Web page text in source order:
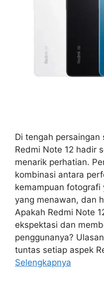
Di tengah persaingan
Redmi Note 12 hadir
menarik perhatian.
kombinasi antara
kemampuan fotografi
yang menawan, dan
Apakah Redmi Note
ekspektasi dan
penggunanya?
tuntas setiap aspek
Selengkapnya